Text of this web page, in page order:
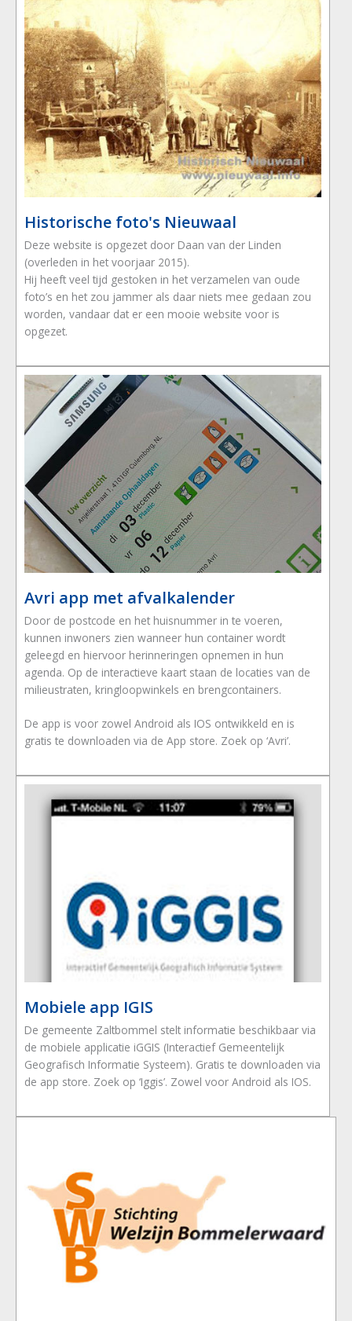
Historische foto's Nieuwaal
Deze website is opgezet door Daan van der Linden
(overleden in het voorjaar 2015).
Hij heeft veel tijd gestoken in het verzamelen van oude
foto’s en het zou jammer als daar niets mee gedaan zou
worden, vandaar dat er een mooie website voor is
opgezet.
Avri app met afvalkalender
Door de postcode en het huisnummer in te voeren,
kunnen inwoners zien wanneer hun container wordt
geleegd en hiervoor herinneringen opnemen in hun
agenda. Op de interactieve kaart staan de locaties van de
milieustraten, kringloopwinkels en brengcontainers.
De app is voor zowel Android als IOS ontwikkeld en is
gratis te downloaden via de App store. Zoek op ‘Avri’.
Mobiele app IGIS
De gemeente Zaltbommel stelt informatie beschikbaar via
de mobiele applicatie iGGIS (Interactief Gemeentelijk
Geografisch Informatie Systeem). Gratis te downloaden via
de app store. Zoek op ‘Iggis’. Zowel voor Android als IOS.